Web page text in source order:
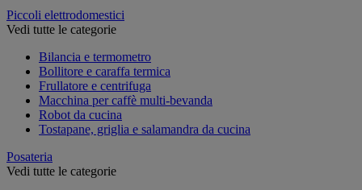
Piccoli elettrodomestici
Vedi tutte le categorie
Bilancia e termometro
Bollitore e caraffa termica
Frullatore e centrifuga
Macchina per caffè multi-bevanda
Robot da cucina
Tostapane, griglia e salamandra da cucina
Posateria
Vedi tutte le categorie